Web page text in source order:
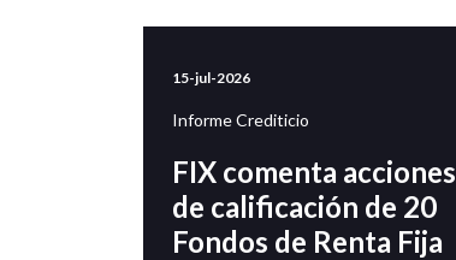
15-jul-2026
Informe Crediticio
FIX comenta acciones
de calificación de 20
Fondos de Renta Fija